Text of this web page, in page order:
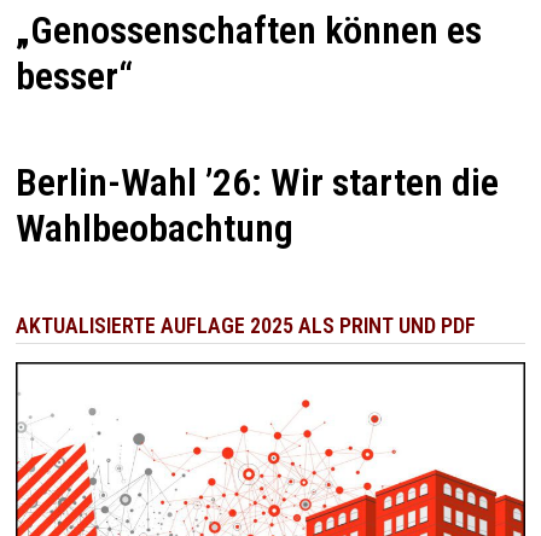
„Genossenschaften können es
besser“
Berlin-Wahl ’26: Wir starten die
Wahlbeobachtung
AKTUALISIERTE AUFLAGE 2025 ALS PRINT UND PDF